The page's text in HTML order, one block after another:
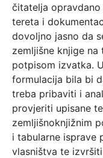
čitatelja opravdano
tereta i
dovoljno jasno da
zemljišne knjige na
potpisom izvatka.
formulacija bila bi
treba pribaviti i
provjeriti upisane
zemljišnoknjižnim
i tabularne isprave
vlasništva te